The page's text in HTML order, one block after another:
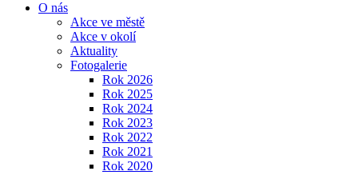
O nás
Akce ve městě
Akce v okolí
Aktuality
Fotogalerie
Rok 2026
Rok 2025
Rok 2024
Rok 2023
Rok 2022
Rok 2021
Rok 2020